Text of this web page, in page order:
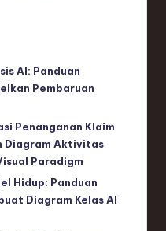
AI: Panduan
Pembaruan
Penanganan Klaim
Diagram Aktivitas
Paradigm
Hidup: Panduan
Diagram Kelas AI